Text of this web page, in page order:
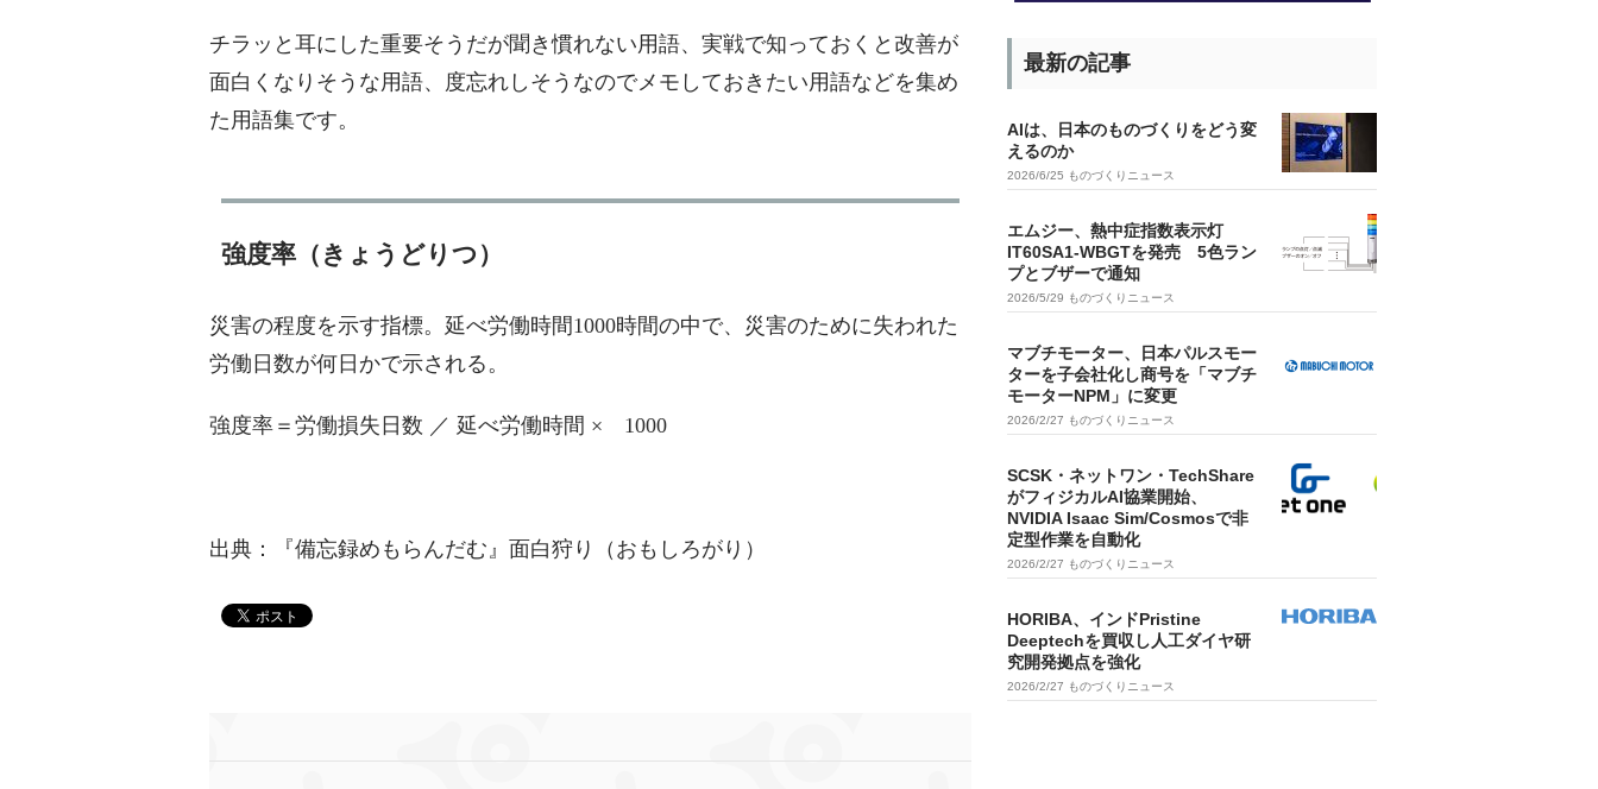
チラッと耳にした重要そうだが聞き慣れない用語、実戦で知っておくと改善が
面白くなりそうな用語、度忘れしそうなのでメモしておきたい用語などを集め
た用語集です。
強度率（きょうどりつ）
災害の程度を示す指標。延べ労働時間1000時間の中で、災害のために失われた
労働日数が何日かで示される。
強度率＝労働損失日数 ／ 延べ労働時間 × 1000
出典：『備忘録めもらんだむ』面白狩り（おもしろがり）
最新の記事
AIは、日本のものづくりをどう変
えるのか
2026/6/25 ものづくりニュース
エムジー、熱中症指数表示灯
IT60SA1-WBGTを発売 5色ラン
プとブザーで通知
2026/5/29 ものづくりニュース
マブチモーター、日本パルスモー
ターを子会社化し商号を「マブチ
モーターNPM」に変更
2026/2/27 ものづくりニュース
SCSK・ネットワン・TechShare
がフィジカルAI協業開始、
NVIDIA Isaac Sim/Cosmosで非
定型作業を自動化
2026/2/27 ものづくりニュース
HORIBA、インドPristine
Deeptechを買収し人工ダイヤ研
究開発拠点を強化
2026/2/27 ものづくりニュース